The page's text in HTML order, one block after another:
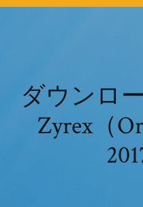
ダウンロ
Zyrex（